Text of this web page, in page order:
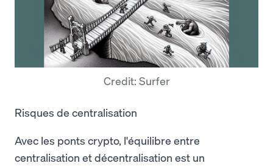
Credit: Surfer
Risques de centralisation
Avec les ponts crypto, l'équilibre entre
centralisation et décentralisation est un